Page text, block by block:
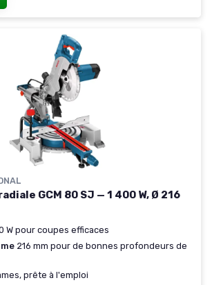
GCM 80 SJ — 1 400 W, Ø 216
W pour coupes efficaces
216 mm pour de bonnes profondeurs de
prête à l'emploi